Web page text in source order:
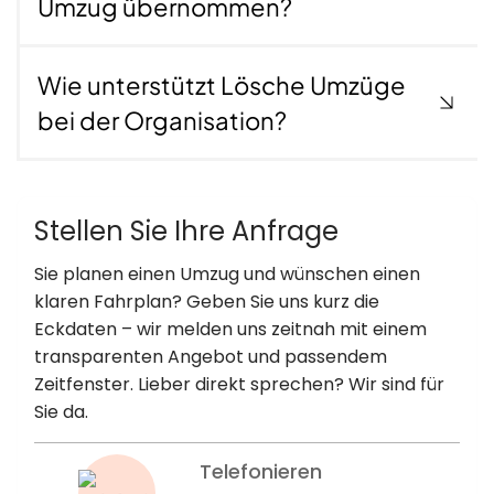
der Strecke bleibt.
Kündigung der AOK PLUS bei
Auslandsumzug – Hinweise
wenn Sie sich beim Einwohnermeldeamt
abgemeldet und eine neue Versicherung im
Ausland nachgewiesen haben.Der richtige
Zeitpunkt ist entscheidend, damit keine
Versorgungslücken entstehen.
Wir begleiten Sie, geben Hinweise zu Fristen und
helfen, alle Dokumente vollständig einzureichen.
Gerade bei längeren Auslandsaufenthalten zahlt sich
eine individuelle Beratung aus – damit beim Start ins
neue Leben alles glatt läuft.
Umzug übernommen?
Wie unterstützt Lösche Umzüge
bei der Organisation?
Stellen Sie Ihre Anfrage
Sie planen einen Umzug und wünschen einen
klaren Fahrplan? Geben Sie uns kurz die
Eckdaten – wir melden uns zeitnah mit einem
transparenten Angebot und passendem
Zeitfenster. Lieber direkt sprechen? Wir sind für
Sie da.
Telefonieren